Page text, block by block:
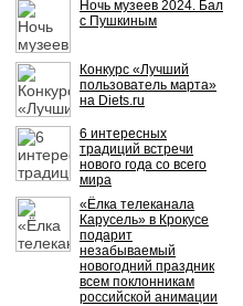
Ночь музеев 2024. Бал
с Пушкиным
Конкурс «Лучший
пользователь марта»
на Diets.ru
6 интересных
традиций встречи
нового года со всего
мира
«Ёлка телеканала
Карусель» в Крокусе
подарит
незабываемый
новогодний праздник
всем поклонникам
российской анимации